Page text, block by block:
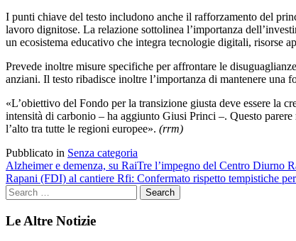
I punti chiave del testo includono anche il rafforzamento del
lavoro dignitose. La relazione sottolinea l’importanza
un ecosistema educativo che integra tecnologie digitali, risorse
Prevede inoltre misure specifiche per affrontare le
anziani. Il testo ribadisce inoltre l’importanza di mantenere una
«L’obiettivo del Fondo per la transizione giusta deve essere la
intensità di carbonio – ha aggiunto Giusi Princi –. Questo
l’alto tra tutte le regioni europee». (rrm)
Pubblicato in Senza categoria
Navigazione
articoli
Alzheimer e demenza, su RaiTre l’impegno del Centro Diurno
Rapani (FDI) al cantiere Rfi: Confermato rispetto tempistiche
Le Altre Notizie